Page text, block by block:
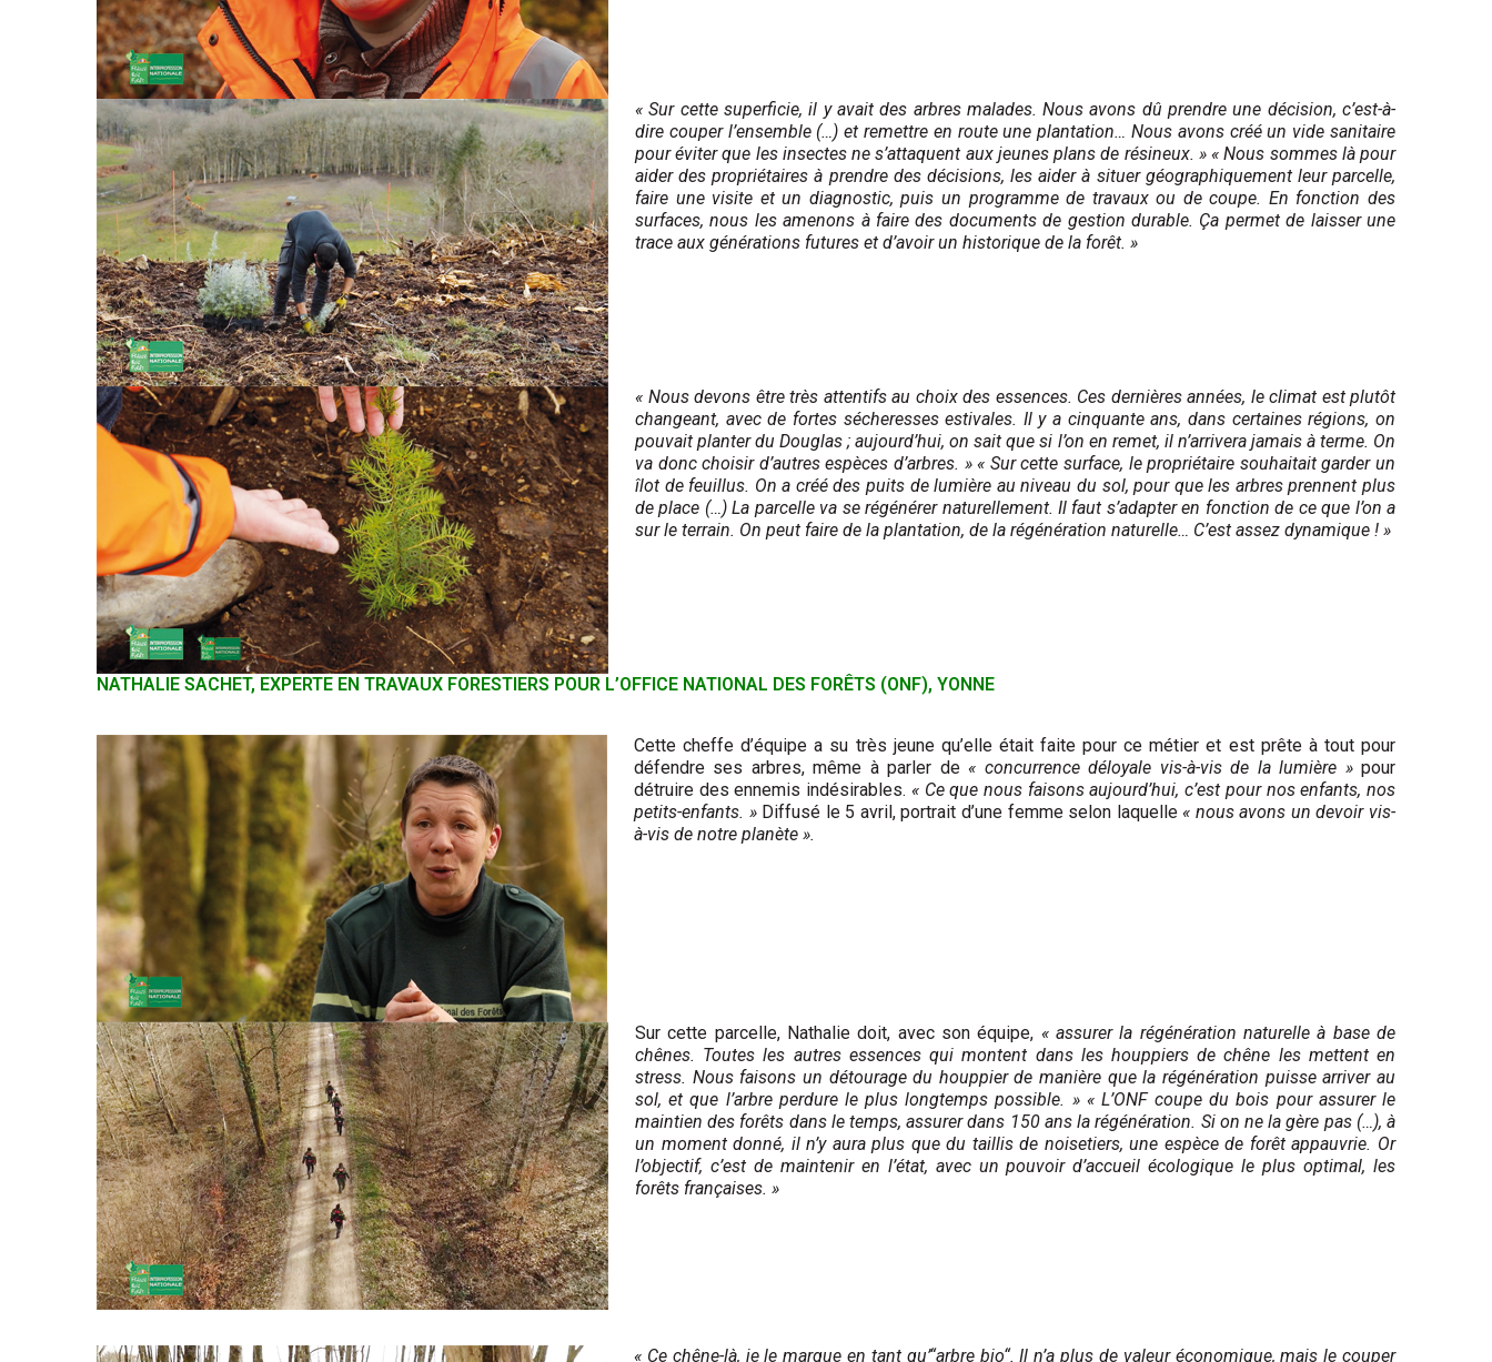
« Sur cette superficie, il y avait des arbres malades. Nous avons dû prendre une décision, c’est-à-
dire couper l’ensemble (…) et remettre en route une plantation… Nous avons créé un vide sanitaire
pour éviter que les insectes ne s’attaquent aux jeunes plans de résineux. » « Nous sommes là pour
aider des propriétaires à prendre des décisions, les aider à situer géographiquement leur parcelle,
faire une visite et un diagnostic, puis un programme de travaux ou de coupe. En fonction des
surfaces, nous les amenons à faire des documents de gestion durable. Ça permet de laisser une
trace aux générations futures et d’avoir un historique de la forêt. »
« Nous devons être très attentifs au choix des essences. Ces dernières années, le climat est plutôt
changeant, avec de fortes sécheresses estivales. Il y a cinquante ans, dans certaines régions, on
pouvait planter du Douglas ; aujourd’hui, on sait que si l’on en remet, il n’arrivera jamais à terme. On
va donc choisir d’autres espèces d’arbres. » « Sur cette surface, le propriétaire souhaitait garder un
îlot de feuillus. On a créé des puits de lumière au niveau du sol, pour que les arbres prennent plus
de place (…) La parcelle va se régénérer naturellement. Il faut s’adapter en fonction de ce que l’on a
sur le terrain. On peut faire de la plantation, de la régénération naturelle… C’est assez dynamique ! »
NATHALIE SACHET, EXPERTE EN TRAVAUX FORESTIERS POUR L’OFFICE NATIONAL DES FORÊTS (ONF), YONNE
Cette cheffe d’équipe a su très jeune qu’elle était faite pour ce métier et est prête à tout pour
défendre ses arbres, même à parler de « concurrence déloyale vis-à-vis de la lumière »pour
détruire des ennemis indésirables. « Ce que nous faisons aujourd’hui, c’est pour nos enfants, nos
petits-enfants. »Diffusé le 5 avril, portrait d’une femme selon laquelle « nous avons un devoir vis-
à-vis de notre planète ».
Sur cette parcelle, Nathalie doit, avec son équipe, « assurer la régénération naturelle à base de
chênes. Toutes les autres essences qui montent dans les houppiers de chêne les mettent en
stress. Nous faisons un détourage du houppier de manière que la régénération puisse arriver au
sol, et que l’arbre perdure le plus longtemps possible. » « L’ONF coupe du bois pour assurer le
maintien des forêts dans le temps, assurer dans 150 ans la régénération. Si on ne la gère pas (…), à
un moment donné, il n’y aura plus que du taillis de noisetiers, une espèce de forêt appauvrie. Or
l’objectif, c’est de maintenir en l’état, avec un pouvoir d’accueil écologique le plus optimal, les
forêts françaises. »
« Ce chêne-là, je le marque en tant qu’“arbre bio“. Il n’a plus de valeur économique, mais le couper